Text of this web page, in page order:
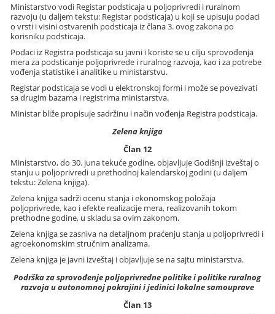
Ministarstvo vodi Registar podsticaja u poljoprivredi i ruralnom
razvoju (u daljem tekstu: Registar podsticaja) u koji se upisuju podaci
o vrsti i visini ostvarenih podsticaja iz člana 3. ovog zakona po
korisniku podsticaja.
Podaci iz Registra podsticaja su javni i koriste se u cilju sprovođenja
mera za podsticanje poljoprivrede i ruralnog razvoja, kao i za potrebe
vođenja statistike i analitike u ministarstvu.
Registar podsticaja se vodi u elektronskoj formi i može se povezivati
sa drugim bazama i registrima ministarstva.
Ministar bliže propisuje sadržinu i način vođenja Registra podsticaja.
Zelena knjiga
Član 12
Ministarstvo, do 30. juna tekuće godine, objavljuje Godišnji izveštaj o
stanju u poljoprivredi u prethodnoj kalendarskoj godini (u daljem
tekstu: Zelena knjiga).
Zelena knjiga sadrži ocenu stanja i ekonomskog položaja
poljoprivrede, kao i efekte realizacije mera, realizovanih tokom
prethodne godine, u skladu sa ovim zakonom.
Zelena knjiga se zasniva na detaljnom praćenju stanja u poljoprivredi i
agroekonomskim stručnim analizama.
Zelena knjiga je javni izveštaj i objavljuje se na sajtu ministarstva.
Podrška za sprovođenje poljoprivredne politike i politike ruralnog
razvoja u autonomnoj pokrajini i jedinici lokalne samouprave
Član 13